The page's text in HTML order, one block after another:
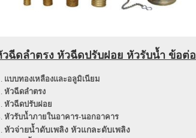
ฉีดลำตรง หัวฉีดปรับฝอย หัวรับน้ำ ข้อต่อ
แบบทองเหลืองและอลูมิเนียม
หัวฉีดลำตรง
หัวฉีดปรับฝอย
หัวรับน้ำภายในอาคาร-นอกอาคาร
หัวจ่ายน้ำดับเพลิง หัวแกละดับเพลิง